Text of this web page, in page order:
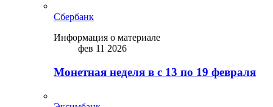
Сбербанк
Информация о материале
фев 11 2026
Монетная неделя в с 13 по 19 февраля